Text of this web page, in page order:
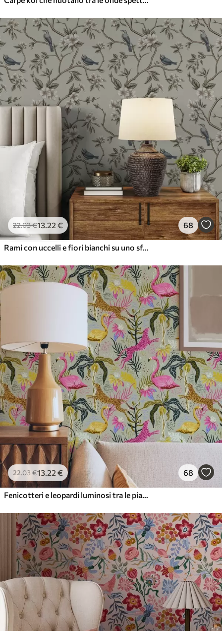
22.03€13.22 € 68
Rami con uccelli e fiori bianchi su uno sfondo delicato
22.03€13.22 € 68
Fenicotteri e leopardi luminosi tra le piante tropicali